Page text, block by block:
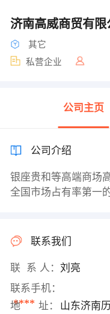
济南高威商贸有限
其它
私营企业
公司主页
公司介绍
银座贵和等高端商场
全国市场占有率第一
联系我们
联 系 人： 刘亮
联系手机：
****
地 址：
山东济南